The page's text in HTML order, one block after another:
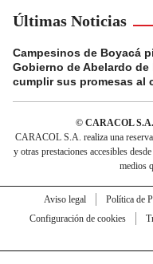
Últimas Noticias
Campesinos de Boyacá
Gobierno de Abelardo de
cumplir sus promesas al
© CARACOL S.A.
CARACOL S.A. realiza una
y otras prestaciones accesibles
medios
Aviso legal Política de
Configuración de cookies